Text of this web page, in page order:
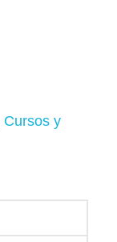
Cursos y